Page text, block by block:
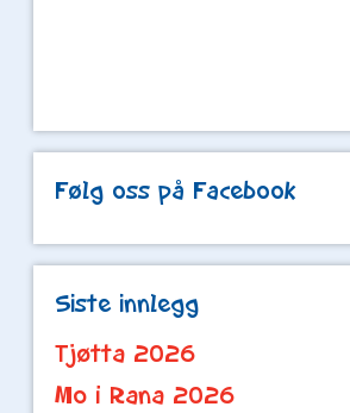
Følg oss på Facebook
Siste innlegg
Tjøtta 2026
Mo i Rana 2026